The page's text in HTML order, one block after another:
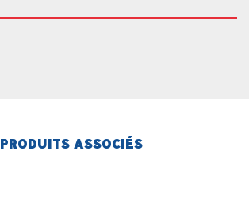
PRODUITS ASSOCIÉS